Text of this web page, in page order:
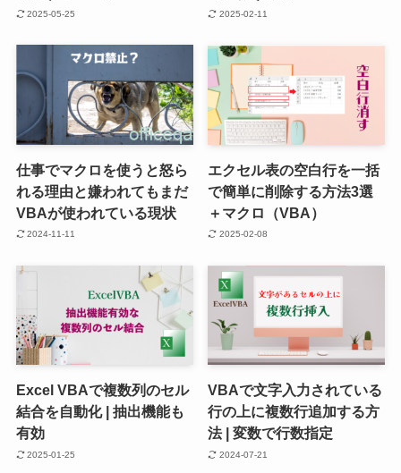
2025-05-25 2025-02-11
仕事でマクロを使うと怒ら
れる理由と嫌われてもまだ
VBAが使われている現状
2024-11-11
エクセル表の空白行を一括
で簡単に削除する方法3選
＋マクロ（VBA）
2025-02-08
Excel VBAで複数列のセル
結合を自動化 | 抽出機能も
有効
2025-01-25
VBAで文字入力されている
行の上に複数行追加する方
法 | 変数で行数指定
2024-07-21